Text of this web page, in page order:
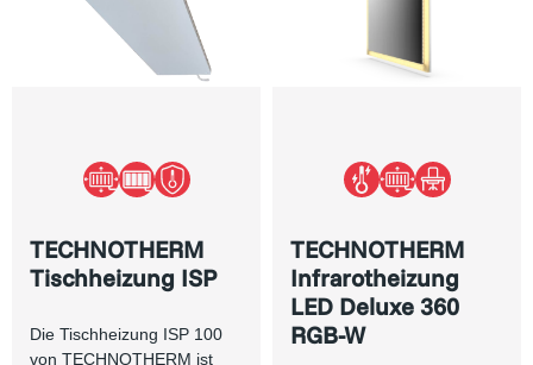
TECHNOTHERM
Tischheizung ISP
Die Tischheizung ISP 100
von TECHNOTHERM ist
TECHNOTHERM
Infrarotheizung
LED Deluxe 360
RGB-W